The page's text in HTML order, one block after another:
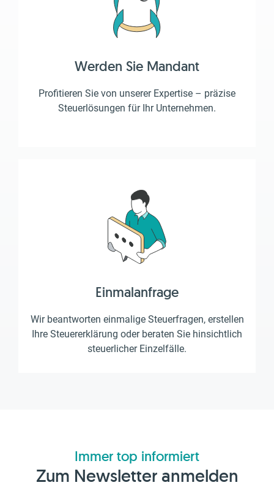
Werden Sie Mandant
Profitieren Sie von unserer Expertise – präzise
Steuerlösungen für Ihr Unternehmen.
Einmalanfrage
Wir beantworten einmalige Steuerfragen, erstellen
Ihre Steuererklärung oder beraten Sie hinsichtlich
steuerlicher Einzelfälle.
Immer top informiert
Zum Newsletter anmelden